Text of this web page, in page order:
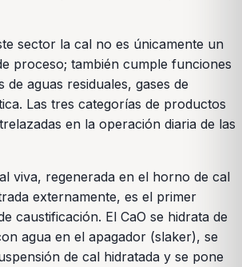
sector la cal no es únicamente un
proceso; también cumple funciones
de aguas residuales, gases de
Las tres categorías de productos
en la operación diaria de las
viva, regenerada en el horno de cal
externamente, es el primer
caustificación. El CaO se hidrata de
agua en el apagador (slaker), se
de cal hidratada y se pone